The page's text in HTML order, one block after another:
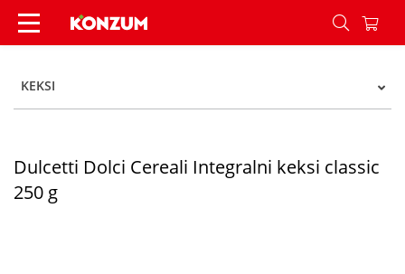
Dulcetti Dolci Cereali Integralni keksi classic 250
KEKSI
Dulcetti Dolci Cereali Integralni keksi classic
250 g